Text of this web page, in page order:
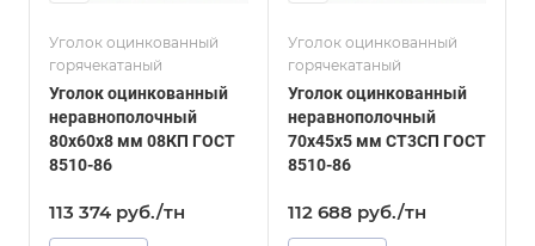
Уголок оцинкованный
горячекатаный
Уголок оцинкованный
неравнополочный
80х60х8 мм 08КП ГОСТ
8510-86
113 374 руб./тн
СТ3СП
ГОСТ, ТУ
ГОСТ 8510-86
Покрытие
Оцинкованное
Уголок оцинкованный
горячекатаный
Уголок оцинкованный
неравнополочный
70х45х5 мм СТ3СП ГОСТ
8510-86
112 688 руб./тн
С235
ГОСТ, ТУ
ГОСТ 8510-86
Покрытие
Оцинкованное